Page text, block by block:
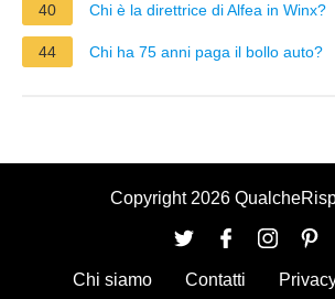
40 Chi è la direttrice di Alfea in Winx?
44 Chi ha 75 anni paga il bollo auto?
Copyright 2026
Chi siamo Contatti